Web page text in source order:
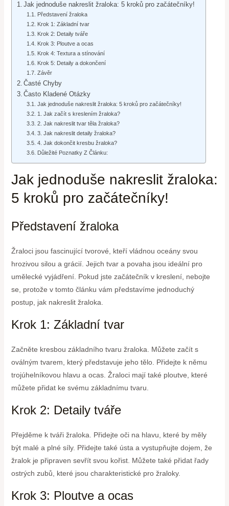
Jak jednoduše nakreslit žraloka: 5 kroků pro začátečníky!
Představení žraloka
Krok 1: Základní tvar
Krok 2: Detaily tváře
Krok 3: Ploutve a ocas
Krok 4: Textura a stínování
Krok 5: Detaily a dokončení
Závěr
Časté Chyby
Často Kladené Otázky
Jak jednoduše nakreslit žraloka: 5 kroků pro začátečníky!
1. Jak začít s kreslením žraloka?
2. Jak nakreslit tvar těla žraloka?
3. Jak nakreslit detaily žraloka?
4. Jak dokončit kresbu žraloka?
Důležité Poznatky Z Článku:
Jak jednoduše nakreslit žraloka:
5 kroků pro začátečníky!
Představení žraloka
Žraloci jsou fascinující tvorové, kteří vládnou oceány svou
hrozivou silou a grácií. Jejich tvar a povaha jsou ideální pro
umělecké vyjádření. Pokud jste začátečník v kreslení, nebojte
se, protože v tomto článku vám představíme jednoduchý
postup, jak nakreslit žraloka.
Krok 1: Základní tvar
Začněte kresbou základního tvaru žraloka. Můžete začít s
oválným tvarem, který představuje jeho tělo. Přidejte k němu
trojúhelníkovou hlavu a ocas. Žraloci mají také ploutve, které
můžete přidat ke svému základnímu tvaru.
Krok 2: Detaily tváře
Přejděme k tváři žraloka. Přidejte oči na hlavu, které by měly
být malé a plné síly. Přidejte také ústa a vystupňujte dojem, že
žralok je připraven sevřít svou kořist. Můžete také přidat řady
ostrých zubů, které jsou charakteristické pro žraloky.
Krok 3: Ploutve a ocas